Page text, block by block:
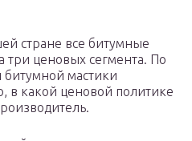
стране все битумные
три ценовых сегмента. По
битумной мастики
в какой ценовой политике